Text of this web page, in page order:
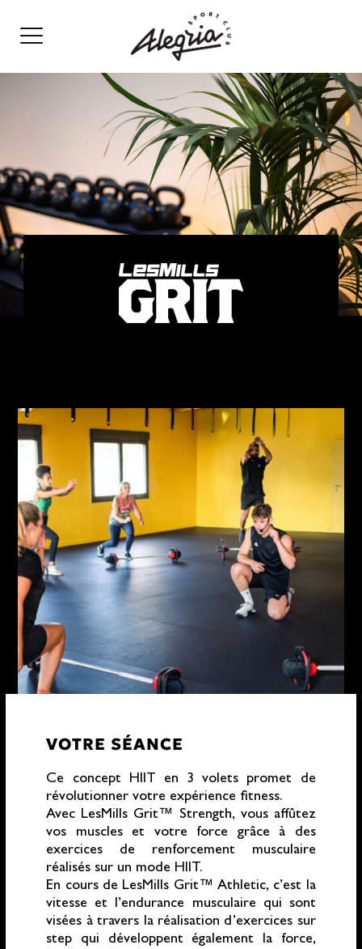
VOTRE SÉANCE
Ce concept HIIT en 3 volets promet de
révolutionner votre expérience fitness.
Avec LesMills Grit™ Strength, vous affûtez
vos muscles et votre force grâce à des
exercices de renforcement musculaire
réalisés sur un mode HIIT.
En cours de LesMills Grit™ Athletic, c’est la
vitesse et l’endurance musculaire qui sont
visées à travers la réalisation d’exercices sur
step qui développent également la force,